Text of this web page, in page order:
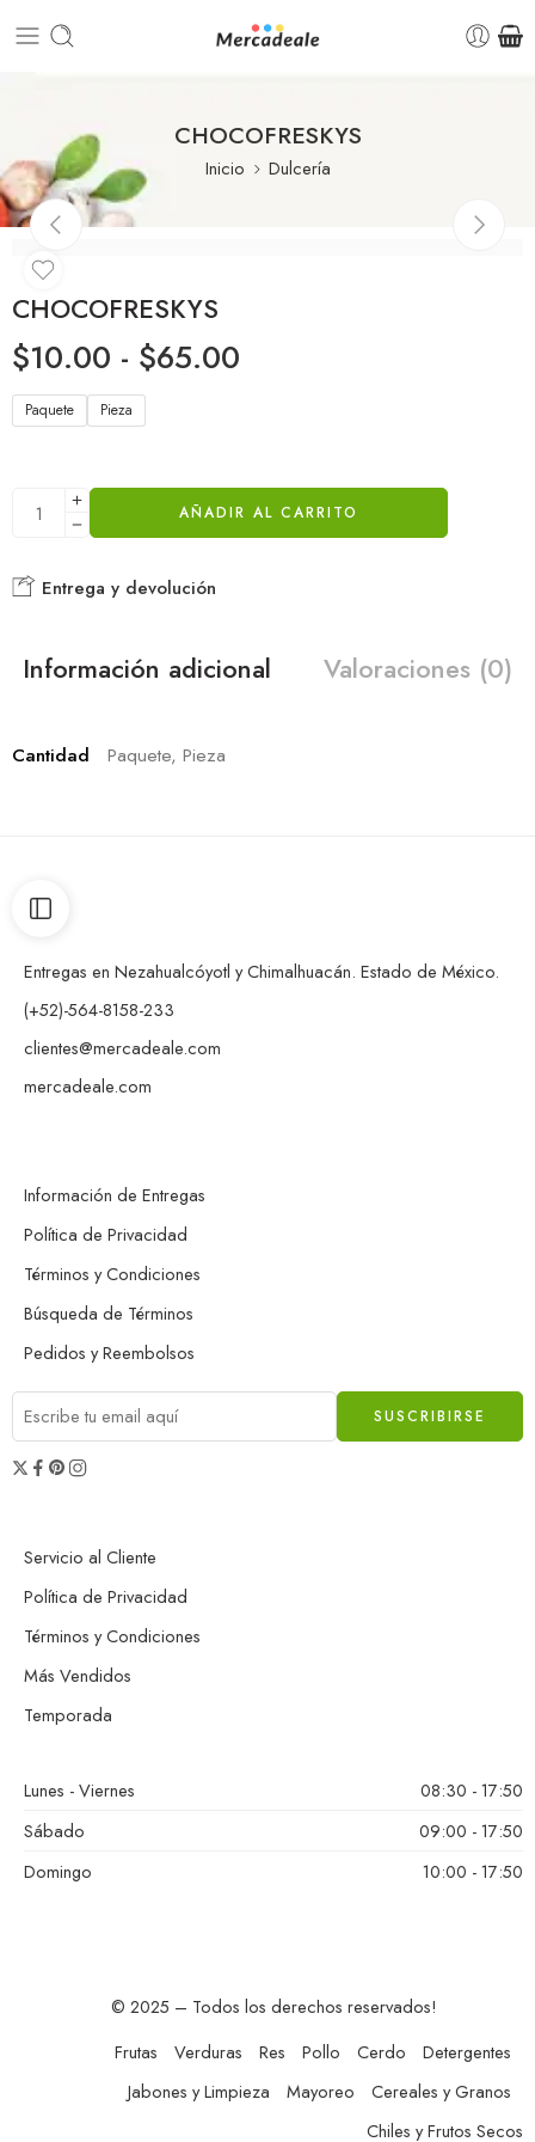
CHOCOFRESKYS
Inicio Dulcería
CHOCOFRESKYS
$10.00 - $65.00
Paquete Pieza
AÑADIR AL CARRITO
Entrega y devolución
Información adicional Valoraciones (0)
Cantidad Paquete, Pieza
Entregas en Nezahualcóyotl y Chimalhuacán. Estado de México.
(+52)-564-8158-233
clientes@mercadeale.com
mercadeale.com
Información de Entregas
Política de Privacidad
Términos y Condiciones
Búsqueda de Términos
Pedidos y Reembolsos
Servicio al Cliente
Política de Privacidad
Términos y Condiciones
Más Vendidos
Temporada
Lunes - Viernes
08:30 - 17:50
Sábado
09:00 - 17:50
Domingo
10:00 - 17:50
© 2025 – Todos los derechos reservados!
Frutas
Verduras Res Pollo Cerdo
Detergentes
Jabones y Limpieza
Mayoreo
Cereales y Granos
Chiles y Frutos Secos